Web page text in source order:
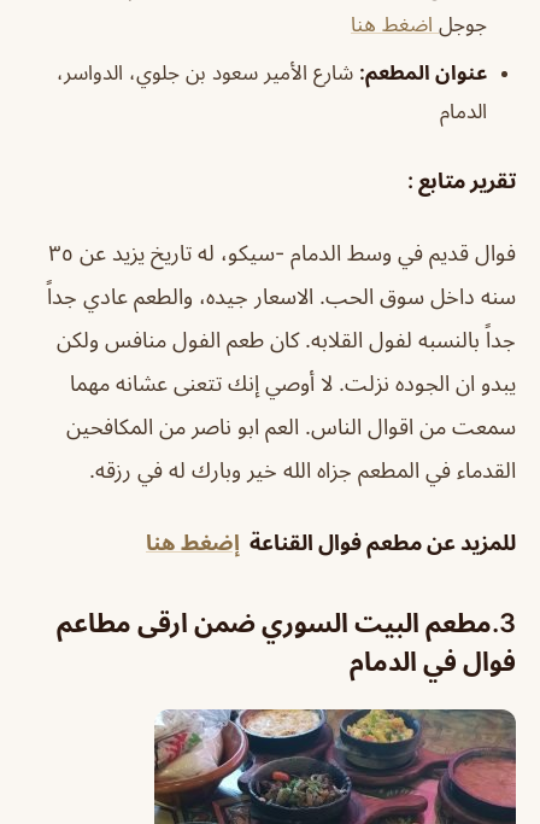
جوجل اضغط هنا
عنوان المطعم: شارع الأمير سعود بن جلوي، الدواسر،
الدمام
تقرير متابع :
فوال قديم في وسط الدمام -سيكو، له تاريخ يزيد عن ٣٥
سنه داخل سوق الحب. الاسعار جيده، والطعم عادي جداً
جداً بالنسبه لفول القلابه. كان طعم الفول منافس ولكن
يبدو ان الجوده نزلت. لا أوصي إنك تتعنى عشانه مهما
سمعت من اقوال الناس. العم ابو ناصر من المكافحين
القدماء في المطعم جزاه الله خير وبارك له في رزقه.
للمزيد عن مطعم فوال القناعة إضغط هنا
3.مطعم البيت السوري ضمن ارقى مطاعم
فوال في الدمام